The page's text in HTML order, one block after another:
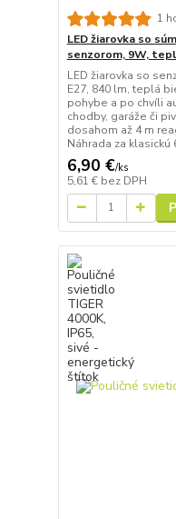
1
LED žiarovka so
senzorom, 9W,
LED žiarovka so
E27, 840 lm, teplá
pohybe a po chvíli
chodby, garáže či
dosahom až 4 m
Náhrada za klasickú
6,90 €/ks
5,61 € bez DPH